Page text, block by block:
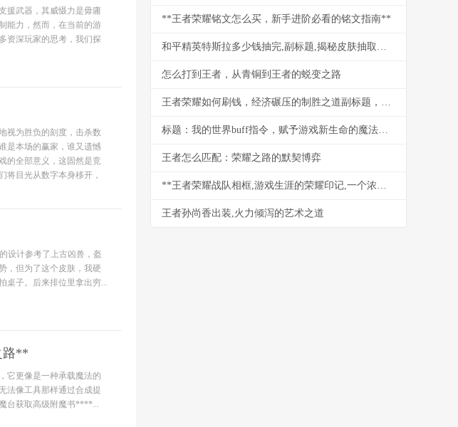
援武器，其威慑力是毋庸
能力，然而，在当前的游
资深玩家的思考，我们探
视为胜负的刻度，击杀数
是本场的赢家，谁又遗憾
的全部意义，这固然是竞
将目光从数字本身移开，
设计参考了上古凶兽，盔
，但为了这个皮肤，我硬
桌子。后来排位里拿出穷...
路**
它更像是一种承载魔法的
法像工具那样通过合成提
台获取高级附魔书****...
**王者荣耀铭文怎么买，新手进阶必看的铭文指南**
和平精英特斯拉多少钱抽完,副标题,揭秘皮肤抽取的真实成本
怎么打到王者，从青铜到王者的蜕变之路
王者荣耀如何刷钱，经济碾压的制胜之道副标题，资深玩家经济运营全解析
标题：我的世界buff指令，赋予游戏新生命的魔法符号
王者怎么匹配：荣耀之路的默契博弈
**王者荣耀战队相框,游戏生涯的荣耀印记,一个浓缩的集体记忆符号**
王者孙尚香出装,火力倾泻的艺术之道